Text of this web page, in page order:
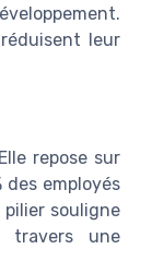
leur
repose sur
employés
souligne
travers une